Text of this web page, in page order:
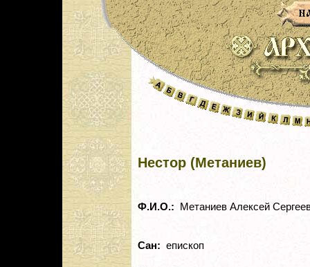
Нестор (Метаниев)
Ф.И.О.: Метаниев Алексей
Сан: епископ